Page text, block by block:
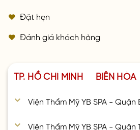
Đặt hẹn
Đánh giá khách hàng
TP. HỒ CHÍ MINH BIÊN HÒA
Viện Thẩm Mỹ YB SPA - Quận
Viện Thẩm Mỹ YB SPA - Quận